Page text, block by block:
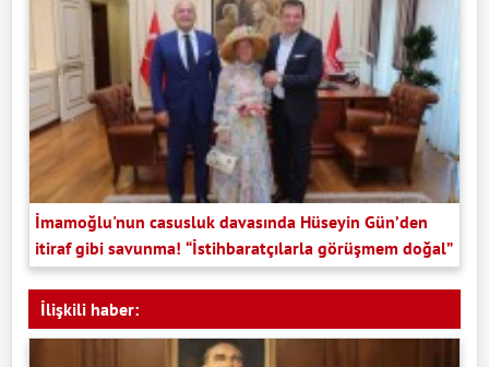
İmamoğlu'nun casusluk davasında Hüseyin Gün’den
itiraf gibi savunma! “İstihbaratçılarla görüşmem doğal”
İlişkili haber: